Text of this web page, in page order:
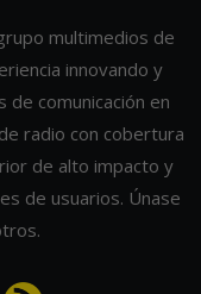
multimedios de
innovando y
de comunicación en
radio con cobertura
de alto impacto y
de usuarios. Únase